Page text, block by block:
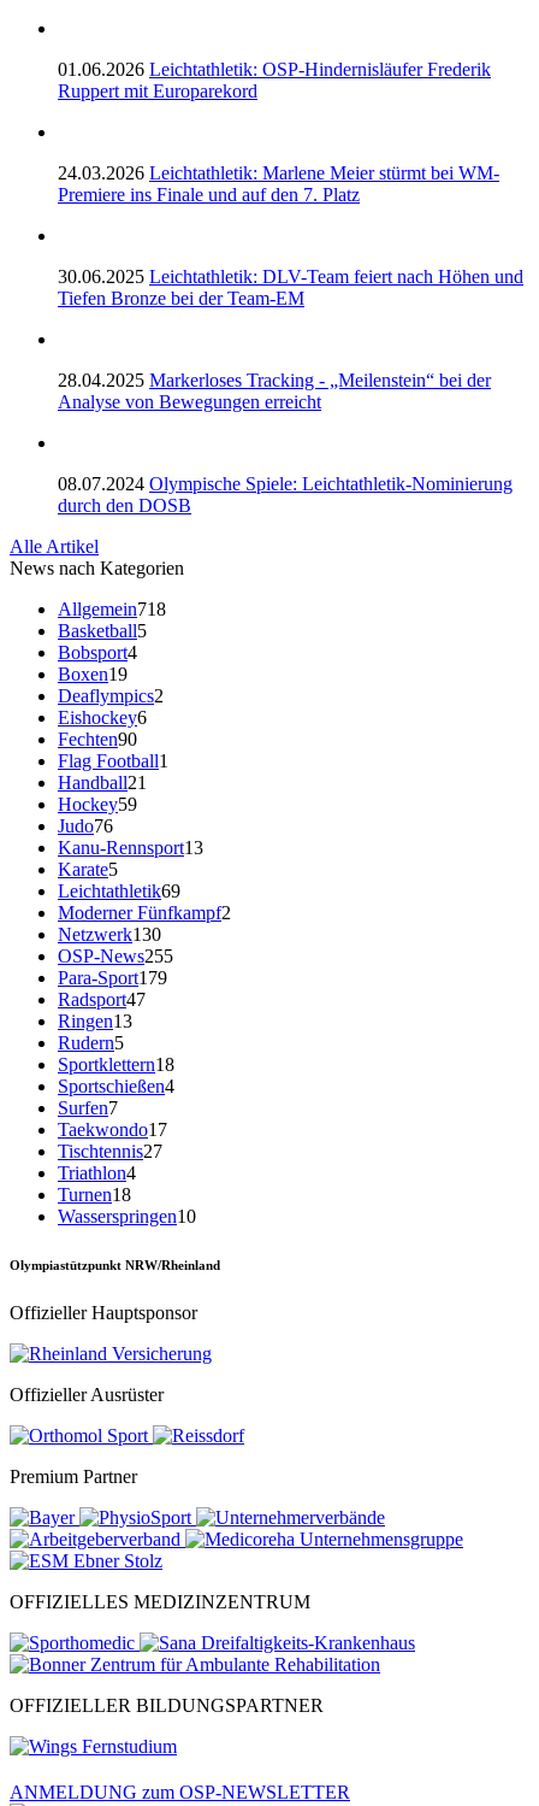
01.06.2026 Leichtathletik: OSP-Hindernisläufer Frederik
Ruppert mit Europarekord
24.03.2026 Leichtathletik: Marlene Meier stürmt bei WM-
Premiere ins Finale und auf den 7. Platz
30.06.2025 Leichtathletik: DLV-Team feiert nach Höhen und
Tiefen Bronze bei der Team-EM
28.04.2025 Markerloses Tracking - „Meilenstein“ bei der
Analyse von Bewegungen erreicht
08.07.2024 Olympische Spiele: Leichtathletik-Nominierung
durch den DOSB
Alle Artikel
News nach Kategorien
Allgemein718
Basketball5
Bobsport4
Boxen19
Deaflympics2
Eishockey6
Fechten90
Flag Football1
Handball21
Hockey59
Judo76
Kanu-Rennsport13
Karate5
Leichtathletik69
Moderner Fünfkampf2
Netzwerk130
OSP-News255
Para-Sport179
Radsport47
Ringen13
Rudern5
Sportklettern18
Sportschießen4
Surfen7
Taekwondo17
Tischtennis27
Triathlon4
Turnen18
Wasserspringen10
Olympiastützpunkt NRW/Rheinland
Offizieller Hauptsponsor
Offizieller Ausrüster
Premium Partner
OFFIZIELLES MEDIZINZENTRUM
OFFIZIELLER BILDUNGSPARTNER
ANMELDUNG zum OSP-NEWSLETTER